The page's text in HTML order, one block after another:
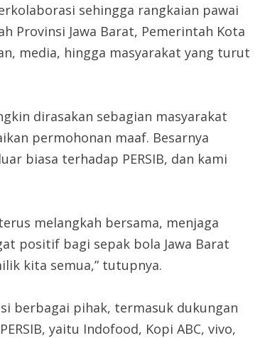
sehingga rangkaian pawai
Provinsi Jawa Barat, Pemerintah Kota
media, hingga masyarakat yang turut
dirasakan sebagian masyarakat
permohonan maaf. Besarnya
biasa terhadap PERSIB, dan kami
melangkah bersama, menjaga
positif bagi sepak bola Jawa Barat
kita semua,” tutupnya.
berbagai pihak, termasuk dukungan
yaitu Indofood, Kopi ABC, vivo,